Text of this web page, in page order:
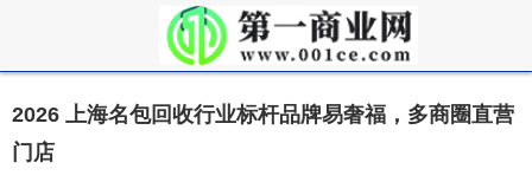
2026 上海名包回收行业标杆品牌易奢福，多商圈直营
门店